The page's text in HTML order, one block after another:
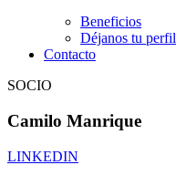
Beneficios
Déjanos tu perfil
Contacto
SOCIO
Camilo Manrique
LINKEDIN